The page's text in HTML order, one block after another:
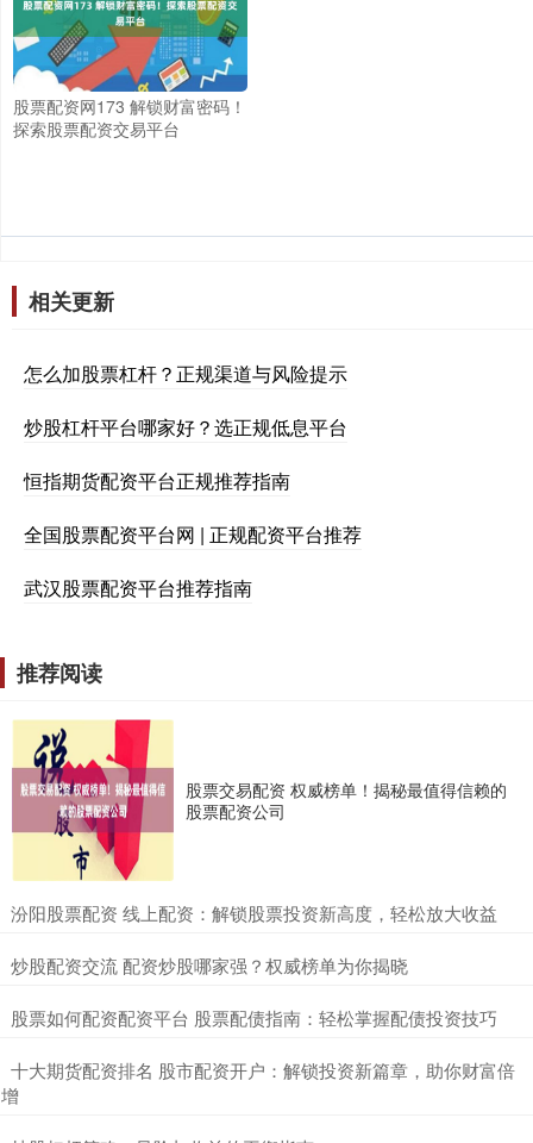
股票配资网173 解锁财富密码！
探索股票配资交易平台
相关更新
怎么加股票杠杆？正规渠道与风险提示
炒股杠杆平台哪家好？选正规低息平台
恒指期货配资平台正规推荐指南
全国股票配资平台网 | 正规配资平台推荐
武汉股票配资平台推荐指南
推荐阅读
股票交易配资 权威榜单！揭秘最值得信赖的
股票配资公司
​汾阳股票配资 线上配资：解锁股票投资新高度，轻松放大收益
​炒股配资交流 配资炒股哪家强？权威榜单为你揭晓
​股票如何配资配资平台 股票配债指南：轻松掌握配债投资技巧
​十大期货配资排名 股市配资开户：解锁投资新篇章，助你财富倍
增